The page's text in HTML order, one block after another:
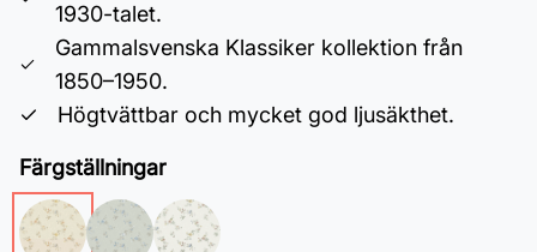
1930-talet.
Gammalsvenska Klassiker kollektion från
1850–1950.
Högtvättbar och mycket god ljusäkthet.
Färgställningar